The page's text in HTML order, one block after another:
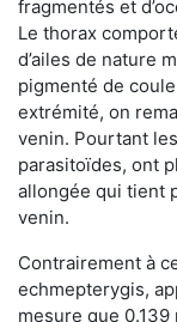
fragmentés et
Le thorax
d’ailes de nature
pigmenté de
extrémité, on
venin. Pourtant
parasitoïdes, ont
allongée qui tient
venin.
Contrairement à
echmepterygis,
mesure que